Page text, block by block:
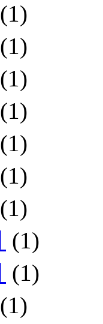
(1)
(1)
(1)
(1)
(1)
(1)
(1)
(1)
(1)
(1)